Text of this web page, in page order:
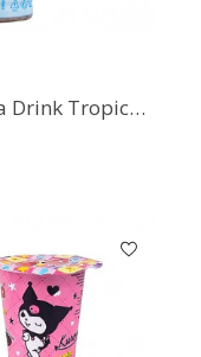
Chin Chin Fruit Tea Drink Tropical Fruit 530 ml